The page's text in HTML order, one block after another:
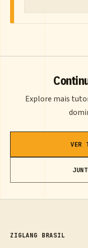
Explore mais
VER
ZIGLANG BRASIL